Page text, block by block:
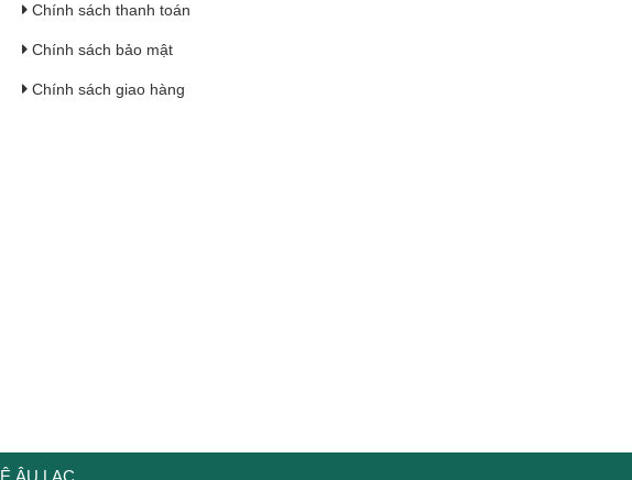
Chính sách thanh toán
Chính sách bảo mật
Chính sách giao hàng